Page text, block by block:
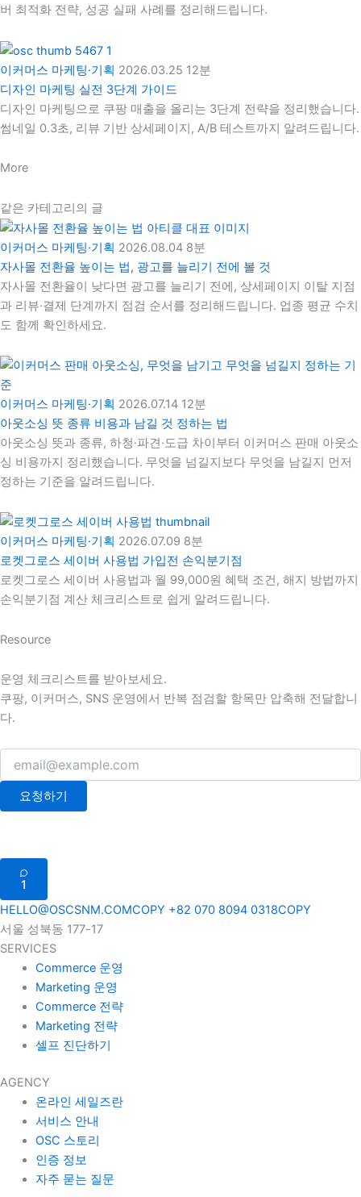
버 최적화 전략, 성공 실패 사례를 정리해드립니다.
이커머스 마케팅·기획 2026.03.25 12분
디자인 마케팅 실전 3단계 가이드
디자인 마케팅으로 쿠팡 매출을 올리는 3단계 전략을 정리했습니다.
썸네일 0.3초, 리뷰 기반 상세페이지, A/B 테스트까지 알려드립니다.
More
같은 카테고리의 글
이커머스 마케팅·기획 2026.08.04 8분
자사몰 전환율 높이는 법, 광고를 늘리기 전에 볼 것
자사몰 전환율이 낮다면 광고를 늘리기 전에, 상세페이지 이탈 지점
과 리뷰·결제 단계까지 점검 순서를 정리해드립니다. 업종 평균 수치
도 함께 확인하세요.
이커머스 마케팅·기획 2026.07.14 12분
아웃소싱 뜻 종류 비용과 남길 것 정하는 법
아웃소싱 뜻과 종류, 하청·파견·도급 차이부터 이커머스 판매 아웃소
싱 비용까지 정리했습니다. 무엇을 넘길지보다 무엇을 남길지 먼저
정하는 기준을 알려드립니다.
이커머스 마케팅·기획 2026.07.09 8분
로켓그로스 세이버 사용법 가입전 손익분기점
로켓그로스 세이버 사용법과 월 99,000원 혜택 조건, 해지 방법까지
손익분기점 계산 체크리스트로 쉽게 알려드립니다.
Resource
운영 체크리스트를 받아보세요.
쿠팡, 이커머스, SNS 운영에서 반복 점검할 항목만 압축해 전달합니
다.
요청하기
1
HELLO@OSCSNM.COMCOPY +82 070 8094 0318COPY
서울 성북동 177-17
SERVICES
Commerce 운영
Marketing 운영
Commerce 전략
Marketing 전략
셀프 진단하기
AGENCY
온라인 세일즈란
서비스 안내
OSC 스토리
인증 정보
자주 묻는 질문